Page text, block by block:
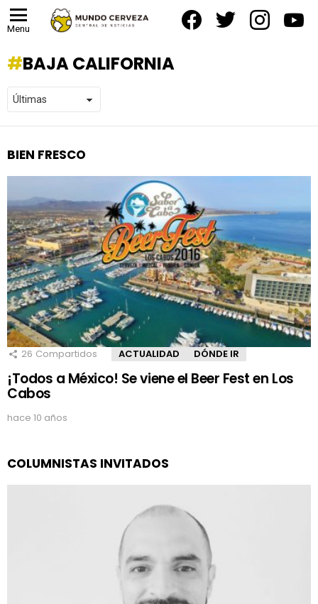
Menu
BAJA CALIFORNIA
BIEN FRESCO
26 Compartidos ACTUALIDAD DÓNDE IR
¡Todos a México! Se viene el Beer Fest en Los
Cabos
hace 10 años
COLUMNISTAS INVITADOS